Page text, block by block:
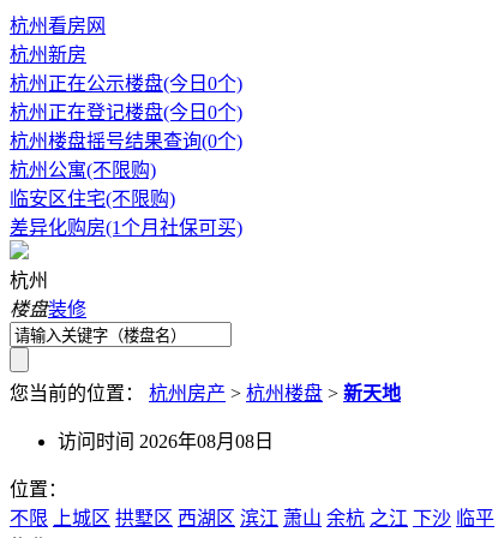
杭州看房网
杭州新房
杭州正在公示楼盘(今日0个)
杭州正在登记楼盘(今日0个)
杭州楼盘摇号结果查询(0个)
杭州公寓(不限购)
临安区住宅(不限购)
差异化购房(1个月社保可买)
杭州
楼盘装修
您当前的位置： 杭州房产 > 杭州楼盘 > 新天地
访问时间 2026年08月08日
位置：
不限
上城区 拱墅区 西湖区 滨江 萧山 余杭 之江 下沙 临平